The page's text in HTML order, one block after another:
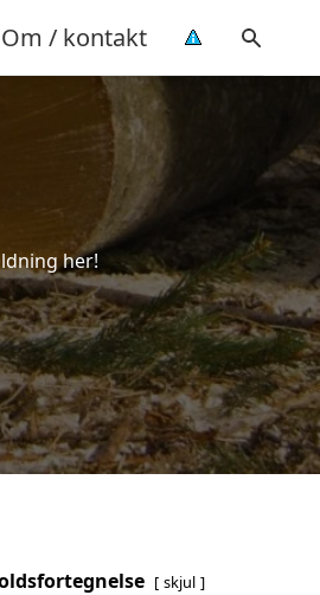
Om / kontakt
her!
skjul